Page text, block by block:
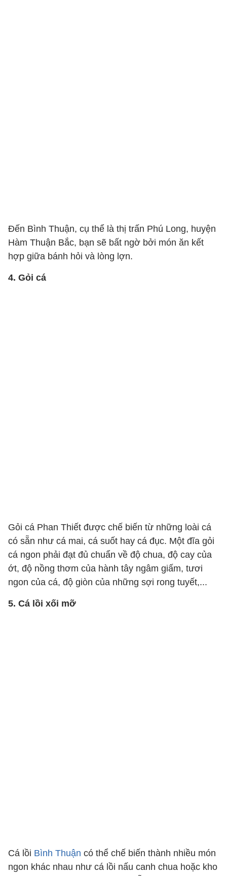
Đến Bình Thuận, cụ thể là thị trấn Phú Long, huyện
Hàm Thuận Bắc, bạn sẽ bất ngờ bởi món ăn kết
hợp giữa bánh hỏi và lòng lợn.
4. Gỏi cá
Gỏi cá Phan Thiết được chế biến từ những loài cá
có sẵn như cá mai, cá suốt hay cá đục. Một đĩa gỏi
cá ngon phải đạt đủ chuẩn về độ chua, độ cay của
ớt, độ nồng thơm của hành tây ngâm giấm, tươi
ngon của cá, độ giòn của những sợi rong tuyết,...
5. Cá lồi xối mỡ
Cá lồi Bình Thuận có thể chế biến thành nhiều món
ngon khác nhau như cá lồi nấu canh chua hoặc kho